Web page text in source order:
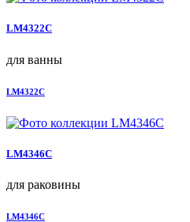
LM4322C
для ванны
LM4322C
LM4346C
для раковины
LM4346C